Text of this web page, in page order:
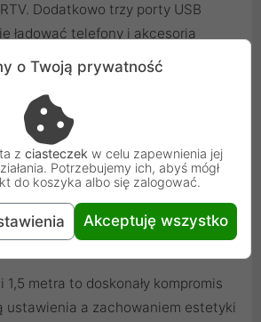
Dodatkowo trzy porty USB
ładować telefony i akcesoria
używania osobnych
podejście do organizacji
1,5 METRA - IDEALNY
ZASIĘGIEM A
1,5 metra to doskonały kompromis
ustawienia a zachowaniem estetyki
o Twoją prywatność
z ciasteczek w celu zapewnienia jej
Potrzebujemy ich, abyś mógł
do koszyka albo się zalogować.
Akceptuję wszystko